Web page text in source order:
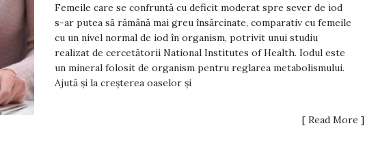
Femeile care se confruntă cu deficit moderat spre sever de iod
s-ar putea să rămână mai greu însărcinate, comparativ cu femeile
cu un nivel normal de iod în organism, potrivit unui studiu
realizat de cercetătorii National Institutes of Health. Iodul este
un mineral folosit de organism pentru reglarea metabolismului.
Ajută și la creșterea oaselor și
[ Read More ]